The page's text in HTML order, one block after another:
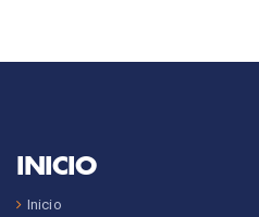
INICIO
Inicio